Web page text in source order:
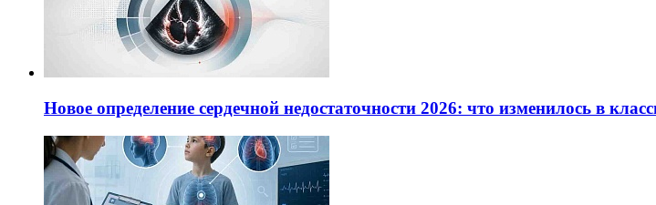
Новое определение сердечной недостаточности 2026: что изменилось в